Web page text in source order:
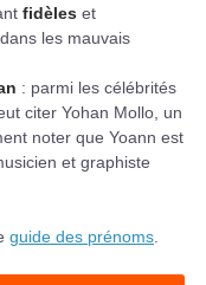
fidèles et
les mauvais
: parmi les célébrités
citer Yohan Mollo, un
noter que Yoann est
et graphiste
guide des prénoms